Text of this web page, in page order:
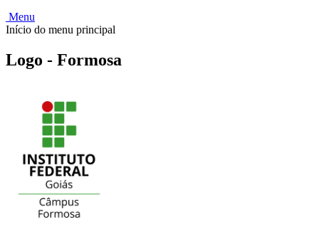
Menu
Início do menu principal
Logo - Formosa